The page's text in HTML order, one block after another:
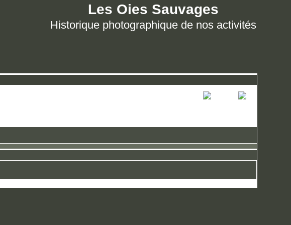
Les Oies Sauvages
Historique photographique de nos activités